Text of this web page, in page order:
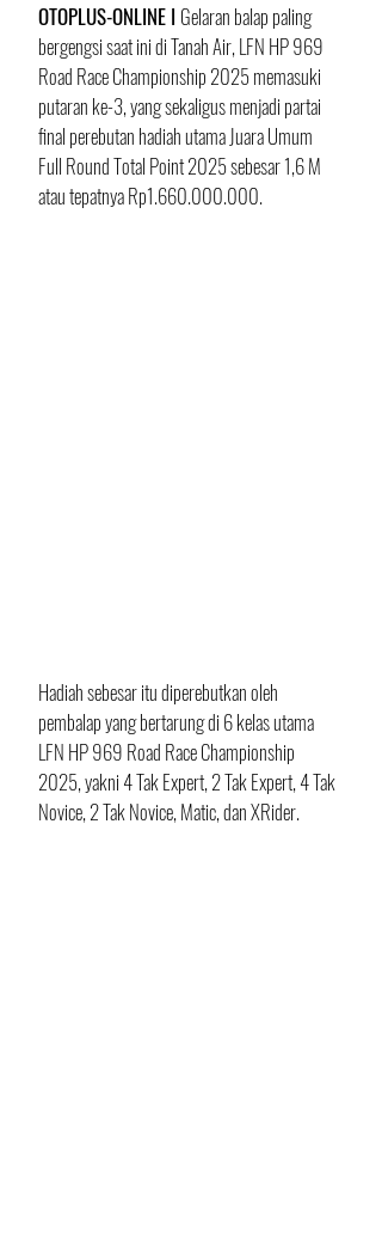
OTOPLUS-ONLINE I Gelaran balap paling
bergengsi saat ini di Tanah Air, LFN HP 969
Road Race Championship 2025 memasuki
putaran ke-3, yang sekaligus menjadi partai
final perebutan hadiah utama Juara Umum
Full Round Total Point 2025 sebesar 1,6 M
atau tepatnya Rp1.660.000.000.
Hadiah sebesar itu diperebutkan oleh
pembalap yang bertarung di 6 kelas utama
LFN HP 969 Road Race Championship
2025, yakni 4 Tak Expert, 2 Tak Expert, 4 Tak
Novice, 2 Tak Novice, Matic, dan XRider.